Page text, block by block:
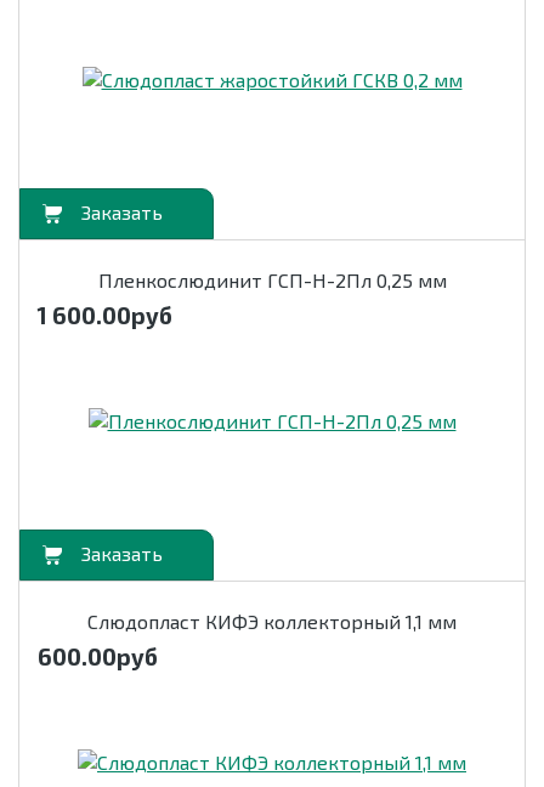
Пленкослюдинит ГСП-Н-2Пл 0,25 мм
1 600.00руб
Слюдопласт КИФЭ коллекторный 1,1 мм
600.00руб